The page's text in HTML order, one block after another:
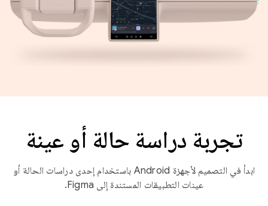
تجربة دراسة حالة أو عينة
ابدأ في التصميم لأجهزة Android باستخدام إحدى دراسات الحالة أو
عينات التطبيقات المستندة إلى Figma.